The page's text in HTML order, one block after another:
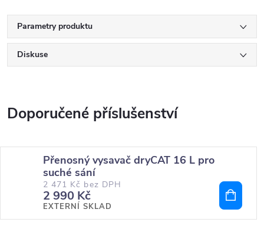
Parametry produktu
Diskuse
Přenosný vysavač dryCAT 16 L pro
suché sání
2 471 Kč bez DPH
2 990 Kč
EXTERNÍ SKLAD